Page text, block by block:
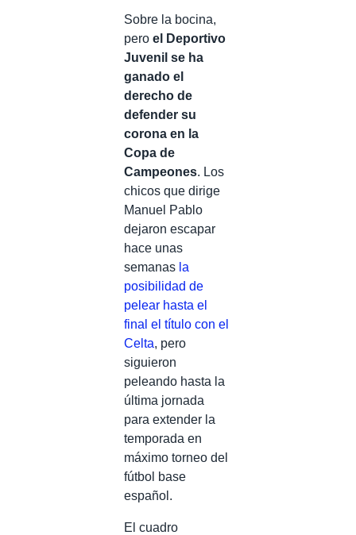
Sobre la bocina,
pero el Deportivo
Juvenil se ha
ganado el
derecho de
defender su
corona en la
Copa de
Campeones. Los
chicos que dirige
Manuel Pablo
dejaron escapar
hace unas
semanas la
posibilidad de
pelear hasta el
final el título con el
Celta, pero
siguieron
peleando hasta la
última jornada
para extender la
temporada en
máximo torneo del
fútbol base
español.
El cuadro